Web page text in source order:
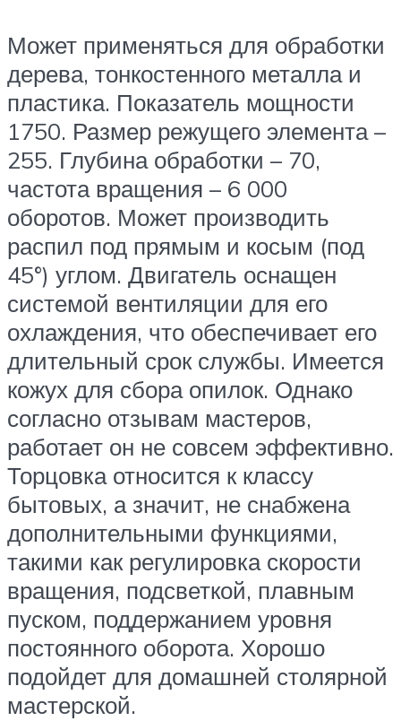
Может применяться для обработки
дерева, тонкостенного металла и
пластика. Показатель мощности
1750. Размер режущего элемента –
255. Глубина обработки – 70,
частота вращения – 6 000
оборотов. Может производить
распил под прямым и косым (под
45°) углом. Двигатель оснащен
системой вентиляции для его
охлаждения, что обеспечивает его
длительный срок службы. Имеется
кожух для сбора опилок. Однако
согласно отзывам мастеров,
работает он не совсем эффективно.
Торцовка относится к классу
бытовых, а значит, не снабжена
дополнительными функциями,
такими как регулировка скорости
вращения, подсветкой, плавным
пуском, поддержанием уровня
постоянного оборота. Хорошо
подойдет для домашней столярной
мастерской.